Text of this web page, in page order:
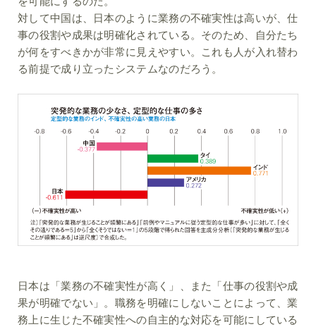
対して中国は、日本のように業務の不確実性は高いが、仕
事の役割や成果は明確化されている。そのため、自分たち
が何をすべきかが非常に見えやすい。これも人が入れ替わ
る前提で成り立ったシステムなのだろう。
日本は「業務の不確実性が高く」、また「仕事の役割や成
果が明確でない」。職務を明確にしないことによって、業
務上に生じた不確実性への自主的な対応を可能にしている